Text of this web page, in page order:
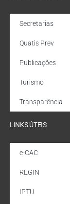
Secretarias
Quatis Prev
Publicações
Turismo
Transparência
LINKS ÚTEIS
e-CAC
REGIN
IPTU